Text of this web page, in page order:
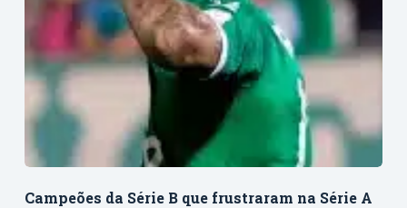
Campeões da Série B que frustraram na Série A